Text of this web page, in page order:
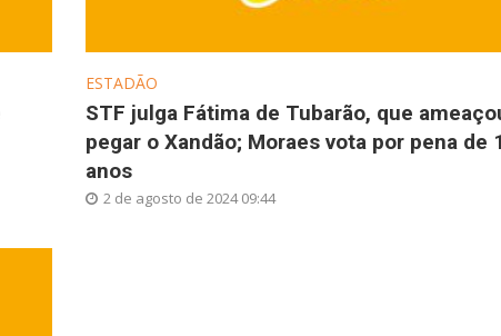
ESTADÃO
STF julga Fátima de Tubarão, que
pegar o Xandão; Moraes vota por pena de
anos
2 de agosto de 2024 09:44